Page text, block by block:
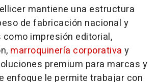
mantiene una estructura
de fabricación nacional y
como impresión editorial,
marroquinería corporativa y
premium para marcas y
enfoque le permite trabajar con